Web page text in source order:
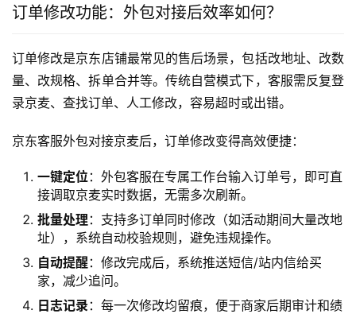
订单修改功能：外包对接后效率如何？
订单修改是京东店铺最常见的售后场景，包括改地址、改数
量、改规格、拆单合并等。传统自营模式下，客服需反复登
录京麦、查找订单、人工修改，容易超时或出错。
京东客服外包对接京麦后，订单修改变得高效便捷：
一键定位 ：外包客服在专属工作台输入订单号，即可直
接调取京麦实时数据，无需多次刷新。
批量处理 ：支持多订单同时修改（如活动期间大量改地
址），系统自动校验规则，避免违规操作。
自动提醒：修改完成后，系统推送短信/站内信给买
家，减少追问。
日志记录 ：每一次修改均留痕，便于商家后期审计和绩